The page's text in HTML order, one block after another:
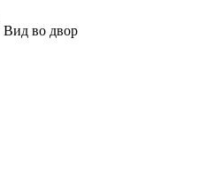
Вид во двор